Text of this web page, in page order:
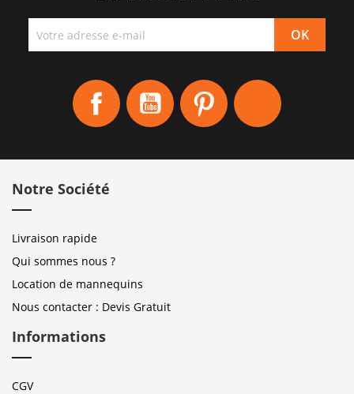
Facebook YouTube Pinterest
Notre Société
Livraison rapide
Qui sommes nous ?
Location de mannequins
Nous contacter : Devis Gratuit
Informations
CGV